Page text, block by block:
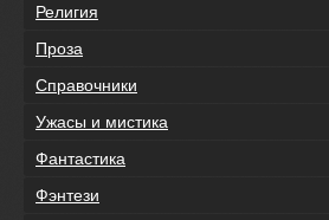
Религия
Проза
Справочники
Ужасы и мистика
Фантастика
Фэнтези